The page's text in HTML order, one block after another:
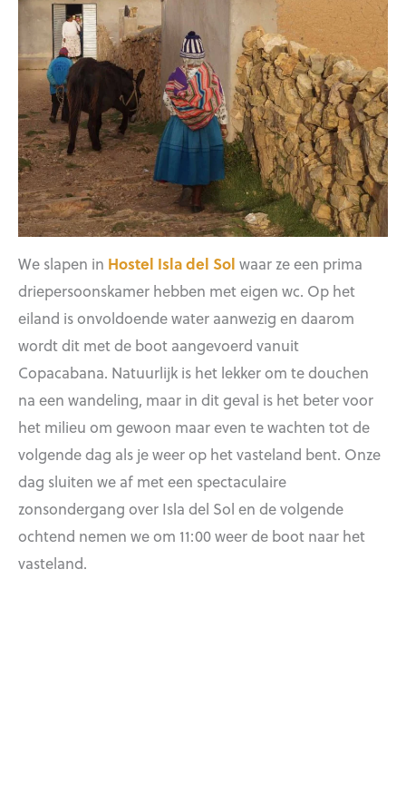
We slapen in Hostel Isla del Sol waar ze een prima
driepersoonskamer hebben met eigen wc. Op het
eiland is onvoldoende water aanwezig en daarom
wordt dit met de boot aangevoerd vanuit
Copacabana. Natuurlijk is het lekker om te douchen
na een wandeling, maar in dit geval is het beter voor
het milieu om gewoon maar even te wachten tot de
volgende dag als je weer op het vasteland bent. Onze
dag sluiten we af met een spectaculaire
zonsondergang over Isla del Sol en de volgende
ochtend nemen we om 11:00 weer de boot naar het
vasteland.